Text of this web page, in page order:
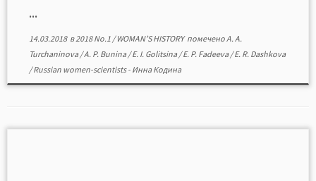
...
14.03.2018в2018 No.1 /WOMAN’S HISTORYпомеченоA. A.
Turchaninova/A. P. Bunina/E. I. Golitsina/E. P. Fadeeva/E. R. Dashkova
/Russian women-scientists- Инна Кодина